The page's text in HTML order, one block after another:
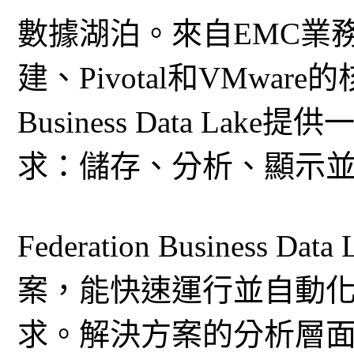
數據湖泊。來自EMC業
建、Pivotal和VMware的
Business Data Lake提
求：儲存、分析、顯示
Federation Business
案，能快速運行並自動
求。解決方案的分析層